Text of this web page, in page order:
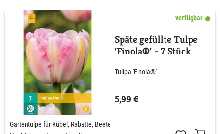
verfügbar
Späte gefüllte Tulpe
'Finola®' - 7 Stück
Tulipa 'Finola®'
5,99 €
Gartentulpe für Kübel, Rabatte, Beete